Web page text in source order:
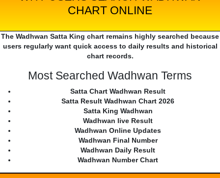
CHART ONLINE
The Wadhwan Satta King chart remains highly searched because
users regularly want quick access to daily results and historical
chart records.
Most Searched Wadhwan Terms
Satta Chart Wadhwan Result
Satta Result Wadhwan Chart 2026
Satta King Wadhwan
Wadhwan live Result
Wadhwan Online Updates
Wadhwan Final Number
Wadhwan Daily Result
Wadhwan Number Chart